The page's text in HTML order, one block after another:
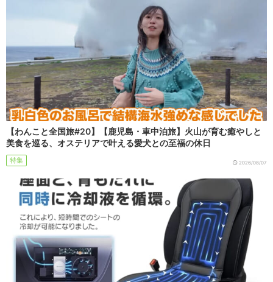
【わんこと全国旅#20】【鹿児島・車中泊旅】火山が育む癒やしと
美食を巡る、オステリアで叶える愛犬との至福の休日
特集 2026/08/07